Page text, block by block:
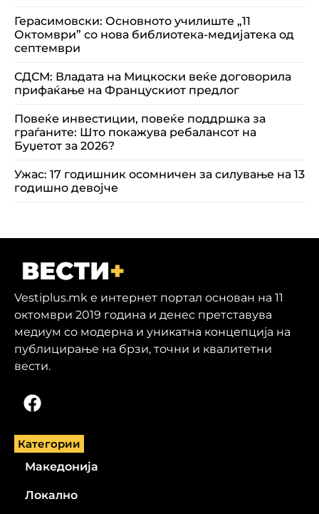
Герасимовски: Основното училиште „11
Октомври” со нова библиотека-медијатека од
септември
СДСМ: Владата на Мицкоски веќе договорила
прифаќање на Францускиот предлог
Повеќе инвестиции, повеќе поддршка за
граѓаните: Што покажува ребалансот на
Буџетот за 2026?
Ужас: 17 годишник осомничен за силување на 13
годишно девојче
Vestiplus.mk е интернет портал основан на 11
октомври 2019 година и денес претставува
медиум со модерна и уникатна концепција на
публицирање на брзи, точни и квалитетни
вести.
Категории
Македонија
Локално